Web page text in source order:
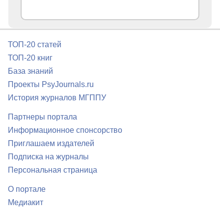
ТОП-20 статей
ТОП-20 книг
База знаний
Проекты PsyJournals.ru
История журналов МГППУ
Партнеры портала
Информационное спонсорство
Приглашаем издателей
Подписка на журналы
Персональная страница
О портале
Медиакит